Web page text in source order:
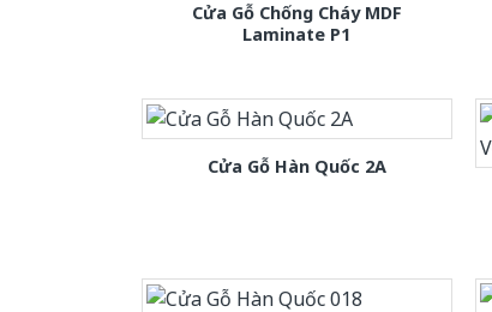
Cửa Gỗ Chống Cháy MDF
Laminate P1
Cửa Gỗ Hàn Quốc 2A